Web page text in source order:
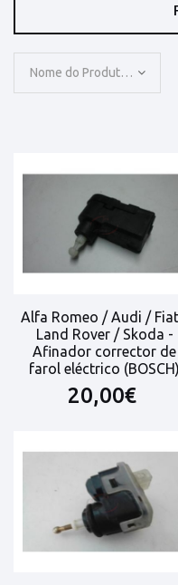
Nome do Produto: A a Z
Alfa Romeo / Audi /
Land Rover / Skoda -
Afinador corrector de
farol eléctrico (BOSCH)
20,00€